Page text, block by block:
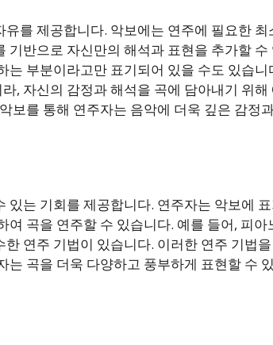
를 제공합니다. 악보에는 연주에 필요한 최
기반으로 자신만의 해석과 표현을 추가할 수
는 부분이라고만 표기되어 있을 수도 있습니
, 자신의 감정과 해석을 곡에 담아내기 위해
보를 통해 연주자는 음악에 더욱 깊은 감정
있는 기회를 제공합니다. 연주자는 악보에
곡을 연주할 수 있습니다. 예를 들어, 피아
연주 기법이 있습니다. 이러한 연주 기법
곡을 더욱 다양하고 풍부하게 표현할 수